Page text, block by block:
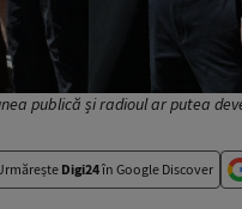
publică și radioul ar putea
Digi24în Google Discover